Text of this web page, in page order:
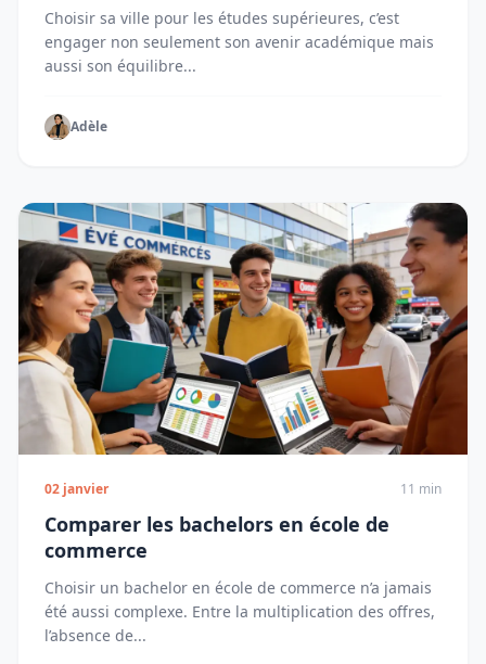
Choisir sa ville pour les études supérieures, c’est
engager non seulement son avenir académique mais
aussi son équilibre...
Adèle
02 janvier 11 min
Comparer les bachelors en école de
commerce
Choisir un bachelor en école de commerce n’a jamais
été aussi complexe. Entre la multiplication des offres,
l’absence de...